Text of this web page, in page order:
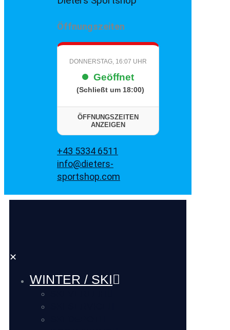
Öffnungszeiten
DONNERSTAG, 16:07 UHR
Geöffnet
(Schließt um 18:00)
ÖFFNUNGSZEITEN
ANZEIGEN
+43 5334 6511
info@dieters-
sportshop.com
✕
WINTER / SKI